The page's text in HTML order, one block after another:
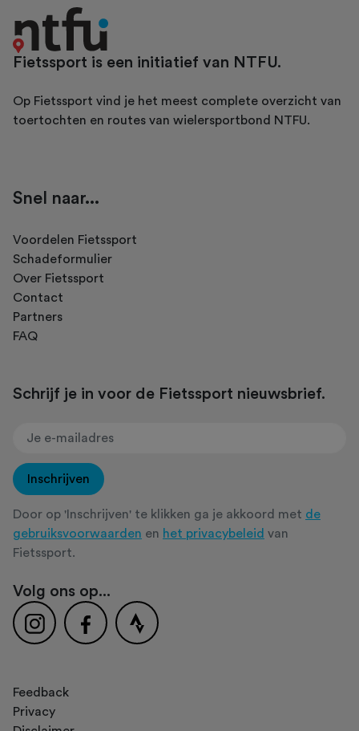
Fietssport is een initiatief van NTFU.
Op Fietssport vind je het meest complete overzicht van
toertochten en routes van wielersportbond NTFU.
Snel naar...
Voordelen Fietssport
Schadeformulier
Over Fietssport
Contact
Partners
FAQ
Schrijf je in voor de Fietssport nieuwsbrief.
Inschrijven
Door op 'Inschrijven' te klikken ga je akkoord met de
gebruiksvoorwaarden en het privacybeleid van
Fietssport.
Volg ons op...
Feedback
Privacy